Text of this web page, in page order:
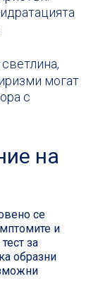
могат
с
на
се
и
за
образни